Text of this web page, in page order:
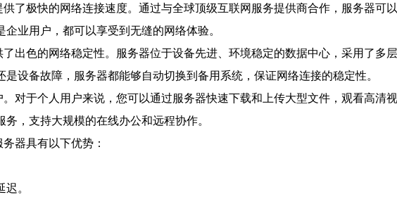
了极快的网络连接速度。通过与全球顶级互联网服务提供商合作，服务器可
业用户，都可以享受到无缝的网络体验。
出色的网络稳定性。服务器位于设备先进、环境稳定的数据中心，采用了多
设备故障，服务器都能够自动切换到备用系统，保证网络连接的稳定性。
对于个人用户来说，您可以通过服务器快速下载和上传大型文件，观看高清
，支持大规模的在线办公和远程协作。
器具有以下优势：
。